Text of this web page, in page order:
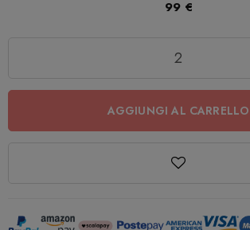
99 €
AGGIUNGI AL CARRELLO